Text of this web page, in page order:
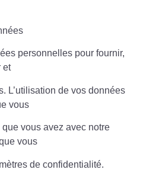
personnelles pour fournir,
et
L’utilisation de vos données
vous
vous avez avec notre
vous
de confidentialité.